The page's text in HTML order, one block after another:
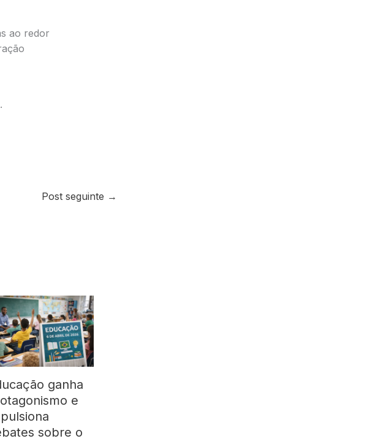
ao redor
Post seguinte →
ganha
e
sobre o